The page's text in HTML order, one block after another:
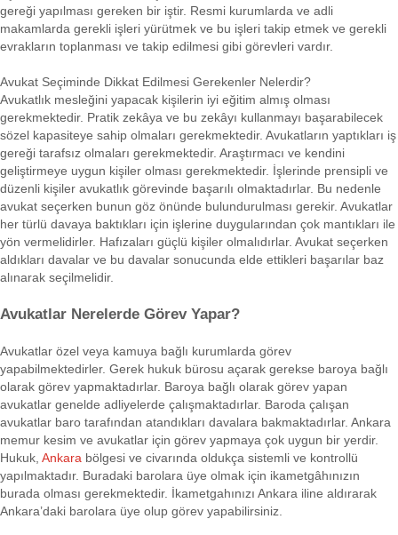
gereği yapılması gereken bir iştir. Resmi kurumlarda ve adli
makamlarda gerekli işleri yürütmek ve bu işleri takip etmek ve gerekli
evrakların toplanması ve takip edilmesi gibi görevleri vardır.
Avukat Seçiminde Dikkat Edilmesi Gerekenler Nelerdir?
Avukatlık mesleğini yapacak kişilerin iyi eğitim almış olması
gerekmektedir. Pratik zekâya ve bu zekâyı kullanmayı başarabilecek
sözel kapasiteye sahip olmaları gerekmektedir. Avukatların yaptıkları iş
gereği tarafsız olmaları gerekmektedir. Araştırmacı ve kendini
geliştirmeye uygun kişiler olması gerekmektedir. İşlerinde prensipli ve
düzenli kişiler avukatlık görevinde başarılı olmaktadırlar. Bu nedenle
avukat seçerken bunun göz önünde bulundurulması gerekir. Avukatlar
her türlü davaya baktıkları için işlerine duygularından çok mantıkları ile
yön vermelidirler. Hafızaları güçlü kişiler olmalıdırlar. Avukat seçerken
aldıkları davalar ve bu davalar sonucunda elde ettikleri başarılar baz
alınarak seçilmelidir.
Avukatlar Nerelerde Görev Yapar?
Avukatlar özel veya kamuya bağlı kurumlarda görev
yapabilmektedirler. Gerek hukuk bürosu açarak gerekse baroya bağlı
olarak görev yapmaktadırlar. Baroya bağlı olarak görev yapan
avukatlar genelde adliyelerde çalışmaktadırlar. Baroda çalışan
avukatlar baro tarafından atandıkları davalara bakmaktadırlar. Ankara
memur kesim ve avukatlar için görev yapmaya çok uygun bir yerdir.
Hukuk, Ankara bölgesi ve civarında oldukça sistemli ve kontrollü
yapılmaktadır. Buradaki barolara üye olmak için ikametgâhınızın
burada olması gerekmektedir. İkametgahınızı Ankara iline aldırarak
Ankara’daki barolara üye olup görev yapabilirsiniz.